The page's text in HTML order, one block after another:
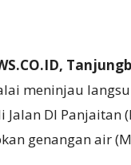
meninjau
Jalan DI Panjaitan
genangan air